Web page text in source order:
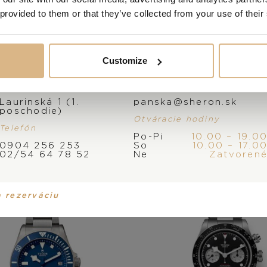
to them or that they’ve collected from your use of
Customize
produkty našich
Laurinská 1 (1.
poschodie)
Telefón
0904 256 253
02/54 64 78 52
panska@sheron.sk
Otváracie hodiny
Po-Pi
10.00 – 19.00
So
10.00 – 17.00
Ne
Zatvorené
rezerváciu